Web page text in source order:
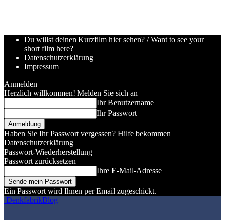
Du willst deinen Kurzfilm hier sehen? / Want to see your
short film here?
Datenschutzerklärung
Impressum
Anmelden
Herzlich willkommen! Melden Sie sich an
Ihr Benutzername
Ihr Passwort
Haben Sie Ihr Passwort vergessen? Hilfe bekommen
Datenschutzerklärung
Passwort-Wiederherstellung
Passwort zurücksetzen
Ihre E-Mail-Adresse
Ein Passwort wird Ihnen per Email zugeschickt.
DenkfabrikBlog